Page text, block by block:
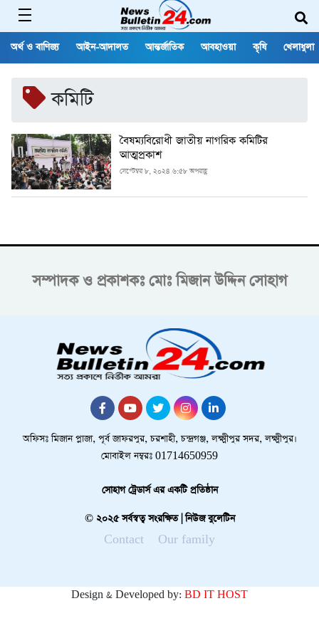
অর্থ ও বাণিজ্য আইন-আদালত আন্তর্জাতিক আবহাওয়া কৃষি খেলাধুলা
কমিটি
বৈষম্যবিরোধী জাতীয় নাগরিক কমিটির
আত্মপ্রকাশ
সেপ্টেম্বর ৮, ২০২৪ ৬:৫৮ অপরাহ্ণ
সম্পাদক ও প্রকাশকঃ মোঃ মিজান উদ্দিন সোহাগ
অফিসঃ মিজান প্লাজা, পূর্ব জাফরপুর, চরশাহী, চন্দ্রগঞ্জ, লক্ষ্মীপুর সদর, লক্ষ্মীপুর।
মোবাইল নম্বরঃ 01714650959
সোহাগ ট্রেডার্স এর একটি প্রতিষ্ঠান
© ২০২৫ সর্বস্বত্ব সংরক্ষিত | নিউজ বুলেটিন
Contact Our family
Design & Developed by: BD IT HOST